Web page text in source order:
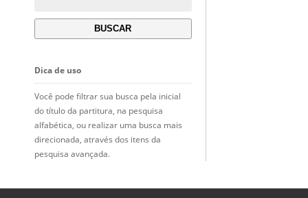
Dica de uso
Você pode filtrar sua busca pela inicial
do título da partitura, na pesquisa
alfabética, ou realizar uma busca mais
direcionada, através dos itens da
pesquisa avançada.